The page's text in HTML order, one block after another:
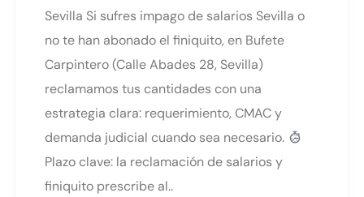
Sevilla Si sufres impago de salarios Sevilla o
no te han abonado el finiquito, en Bufete
Carpintero (Calle Abades 28, Sevilla)
reclamamos tus cantidades con una
estrategia clara: requerimiento, CMAC y
demanda judicial cuando sea necesario.
Plazo clave: la reclamación de salarios y
finiquito prescribe al..